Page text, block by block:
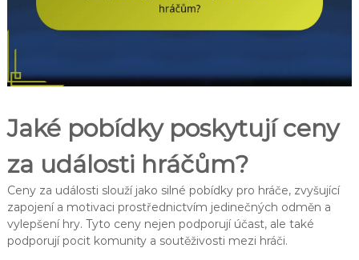
Jaké pobídky poskytují ceny
za události hráčům?
Ceny za události slouží jako silné pobídky pro hráče, zvyšující
zapojení a motivaci prostřednictvím jedinečných odměn a
vylepšení hry. Tyto ceny nejen podporují účast, ale také
podporují pocit komunity a soutěživosti mezi hráči.